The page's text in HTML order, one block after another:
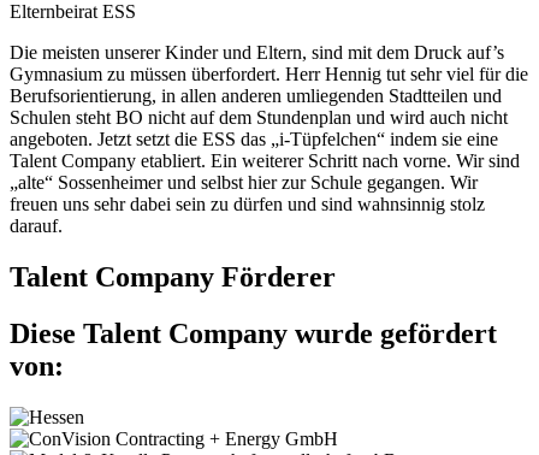
Elternbeirat ESS
Die meisten unserer Kinder und Eltern, sind mit dem Druck auf’s
Gymnasium zu müssen überfordert. Herr Hennig tut sehr viel für die
Berufsorientierung, in allen anderen umliegenden Stadtteilen und
Schulen steht BO nicht auf dem Stundenplan und wird auch nicht
angeboten. Jetzt setzt die ESS das „i-Tüpfelchen“ indem sie eine
Talent Company etabliert. Ein weiterer Schritt nach vorne. Wir sind
„alte“ Sossenheimer und selbst hier zur Schule gegangen. Wir
freuen uns sehr dabei sein zu dürfen und sind wahnsinnig stolz
darauf.
Talent Company Förderer
Diese Talent Company wurde gefördert
von: